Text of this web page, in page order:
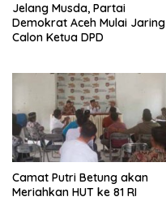
Jelang Musda, Partai
Demokrat Aceh Mulai Jaring
Calon Ketua DPD
Camat Putri Betung akan
Meriahkan HUT ke 81 RI